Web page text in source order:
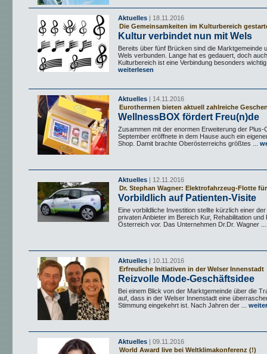
Aktuelles | 18.11.2016
Die Gemeinsamkeiten im Kulturbereich
Kultur verbindet nun mit Wels
Bereits über fünf Brücken sind die Marktgemeinde
Wels verbunden. Lange hat es gedauert, doch
Kulturbereich ist eine Verbindung besonders
weiterlesen
Aktuelles | 14.11.2016
Eurothermen bieten aktuell zahlreiche
WellnessBOX fördert Freu(n)de
Zusammen mit der enormen Erweiterung der Plus-
September eröffnete in dem Hause auch ein
Shop. Damit brachte Oberösterreichs größtes ...
Aktuelles | 12.11.2016
Dr. Stephan Wagner: Elektrofahrzeug-Flotte
Vorbildlich auf Patienten-Visite
Eine vorbildliche Investition stellte kürzlich einer
privaten Anbieter im Bereich Kur, Rehabilitation und
Österreich vor. Das Unternehmen Dr.Dr. Wagner ...
Aktuelles | 10.11.2016
Erfreuliche Initiativen in der Welser Innenstadt
Reizvolle Mode-Geschäftsidee
Bei einem Blick von der Marktgemeinde über die
auf, dass in der Welser Innenstadt eine
Stimmung eingekehrt ist. Nach Jahren der ...
Aktuelles | 09.11.2016
World Award live bei Weltklimakonferenz (!)